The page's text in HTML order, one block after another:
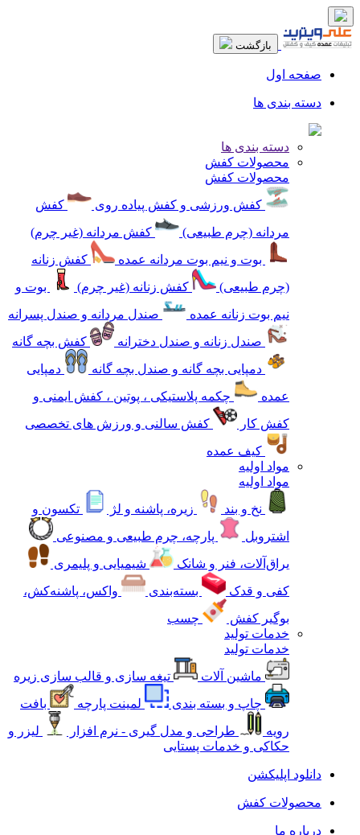
بازگشت
صفحه اول
دسته بندی ها
دسته بندی ها
محصولات کفش
محصولات کفش
کفش ورزشی و کفش پیاده روی
کفش
مردانه (چرم طبیعی)
کفش مردانه (غیر چرم)
بوت و نیم بوت مردانه عمده
کفش زنانه
(چرم طبیعی)
کفش زنانه (غیر چرم)
بوت و
نیم بوت زنانه عمده
صندل مردانه و صندل پسرانه
صندل زنانه و صندل دخترانه
کفش بچه گانه
دمپایی بچه گانه و صندل بچه گانه
دمپایی
عمده
چکمه پلاستیکی ، پوتین ، کفش ایمنی و
کفش کار
کفش سالنی و ورزش های تخصصی
کیف عمده
مواد اولیه
مواد اولیه
نخ و بند
زیره، پاشنه و لژ
تکسون و
اشتروبل
پارچه، چرم طبیعی و مصنوعی
یراق‌آلات، فنر و شانک
شیمیایی و پلیمری
کفی و قدک
بسته‌بندی
واکس، پاشنه‌کش،
بوگیر کفش
چسب
خدمات تولید
خدمات تولید
ماشین آلات
تیغه سازی و قالب سازی زیره
چاپ و بسته بندی
لمینت پارچه
بافت
رویه
طراحی و مدل گیری - نرم افزار
لیزر و
حکاکی و خدمات پستایی
دانلود اپلیکشن
محصولات کفش
درباره ما